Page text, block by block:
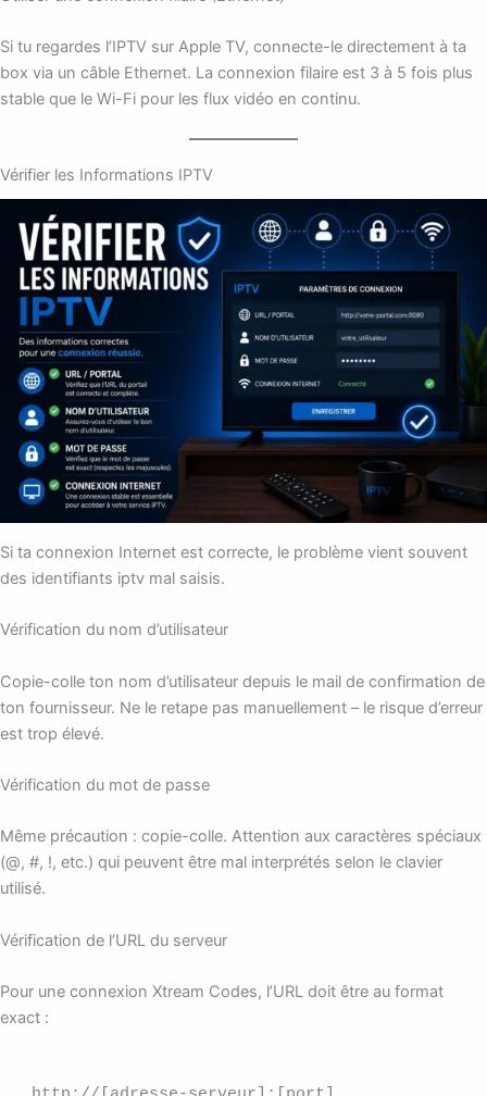
Si tu regardes l’IPTV sur Apple TV, connecte-le directement à ta
box via un câble Ethernet. La connexion filaire est 3 à 5 fois plus
stable que le Wi-Fi pour les flux vidéo en continu.
Vérifier les Informations IPTV
Si ta connexion Internet est correcte, le problème vient souvent
des identifiants iptv mal saisis.
Vérification du nom d’utilisateur
Copie-colle ton nom d’utilisateur depuis le mail de confirmation de
ton fournisseur. Ne le retape pas manuellement – le risque d’erreur
est trop élevé.
Vérification du mot de passe
Même précaution : copie-colle. Attention aux caractères spéciaux
(@, #, !, etc.) qui peuvent être mal interprétés selon le clavier
utilisé.
Vérification de l’URL du serveur
Pour une connexion Xtream Codes, l’URL doit être au format
exact :